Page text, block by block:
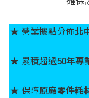
★ 營業據點分佈北
★ 累積超過50年專
★ 保障原廠零件耗